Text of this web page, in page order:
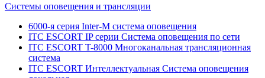
Системы оповещения и трансляции
6000-я серия Inter-M система оповещения
ITC ESCORT IP серии Система оповещения по сети
ITC ESCORT T-8000 Многоканальная трансляционная
система
ITC ESCORT Интеллектуальная Система оповещения